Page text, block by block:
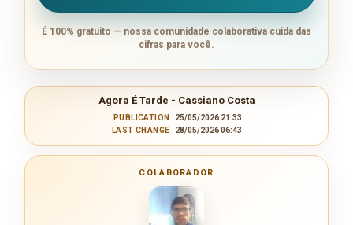
É 100% gratuito — nossa comunidade colaborativa cuida das
cifras para você.
Agora É Tarde - Cassiano Costa
PUBLICATION
25/05/2026 21:33
LAST CHANGE
28/05/2026 06:43
COLABORADOR